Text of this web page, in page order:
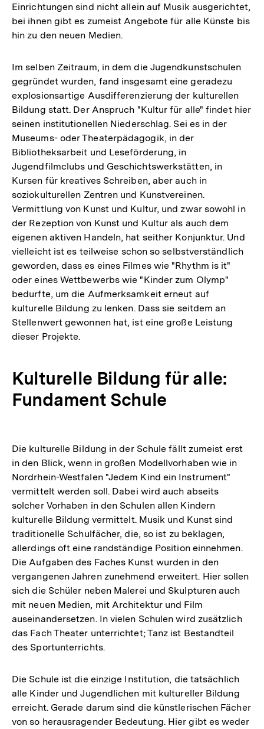
Einrichtungen sind nicht allein auf Musik ausgerichtet,
bei ihnen gibt es zumeist Angebote für alle Künste bis
hin zu den neuen Medien.
Im selben Zeitraum, in dem die Jugendkunstschulen
gegründet wurden, fand insgesamt eine geradezu
explosionsartige Ausdifferenzierung der kulturellen
Bildung statt. Der Anspruch "Kultur für alle" findet hier
seinen institutionellen Niederschlag. Sei es in der
Museums- oder Theaterpädagogik, in der
Bibliotheksarbeit und Leseförderung, in
Jugendfilmclubs und Geschichtswerkstätten, in
Kursen für kreatives Schreiben, aber auch in
soziokulturellen Zentren und Kunstvereinen.
Vermittlung von Kunst und Kultur, und zwar sowohl in
der Rezeption von Kunst und Kultur als auch dem
eigenen aktiven Handeln, hat seither Konjunktur. Und
vielleicht ist es teilweise schon so selbstverständlich
geworden, dass es eines Filmes wie "Rhythm is it"
oder eines Wettbewerbs wie "Kinder zum Olymp"
bedurfte, um die Aufmerksamkeit erneut auf
kulturelle Bildung zu lenken. Dass sie seitdem an
Stellenwert gewonnen hat, ist eine große Leistung
dieser Projekte.
Kulturelle Bildung für alle:
Fundament Schule
Die kulturelle Bildung in der Schule fällt zumeist erst
in den Blick, wenn in großen Modellvorhaben wie in
Nordrhein-Westfalen "Jedem Kind ein Instrument"
vermittelt werden soll. Dabei wird auch abseits
solcher Vorhaben in den Schulen allen Kindern
kulturelle Bildung vermittelt. Musik und Kunst sind
traditionelle Schulfächer, die, so ist zu beklagen,
allerdings oft eine randständige Position einnehmen.
Die Aufgaben des Faches Kunst wurden in den
vergangenen Jahren zunehmend erweitert. Hier sollen
sich die Schüler neben Malerei und Skulpturen auch
mit neuen Medien, mit Architektur und Film
auseinandersetzen. In vielen Schulen wird zusätzlich
das Fach Theater unterrichtet; Tanz ist Bestandteil
des Sportunterrichts.
Die Schule ist die einzige Institution, die tatsächlich
alle Kinder und Jugendlichen mit kultureller Bildung
erreicht. Gerade darum sind die künstlerischen Fächer
von so herausragender Bedeutung. Hier gibt es weder